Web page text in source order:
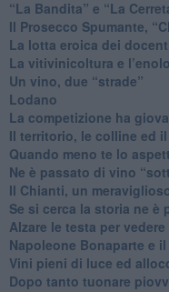
“La Bandita” e “La
​Il Prosecco Spumante,
​La lotta eroica dei
​La vitivinicoltura e
​Un vino, due “strade”
Lodano
​La competizione ha
Il territorio, le colline ed
Quando meno te lo
​Ne è passato di vino
​Il Chianti, un
​Se si cerca la storia ne è
Alzare le testa per
​Napoleone Bonaparte e
Vini pieni di luce ed
Dopo tanto tuonare